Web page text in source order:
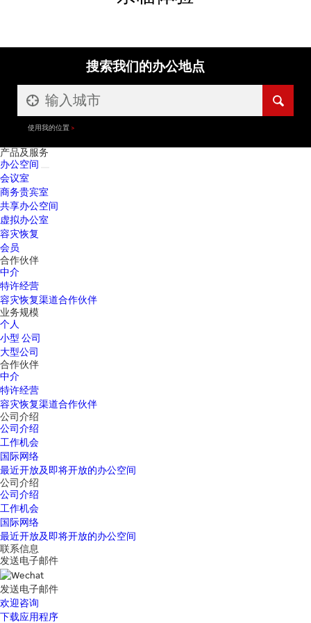
搜索我们的办公地点
使用我的位置
产品及服务
办公空间
会议室
商务贵宾室
共享办公空间
虚拟办公室
容灾恢复
会员
合作伙伴
中介
特许经营
容灾恢复渠道合作伙伴
业务规模
个人
小型 公司
大型公司
合作伙伴
中介
特许经营
容灾恢复渠道合作伙伴
公司介绍
公司介绍
工作机会
国际网络
最近开放及即将开放的办公空间
公司介绍
公司介绍
工作机会
国际网络
最近开放及即将开放的办公空间
联系信息
发送电子邮件
发送电子邮件
欢迎咨询
下载应用程序